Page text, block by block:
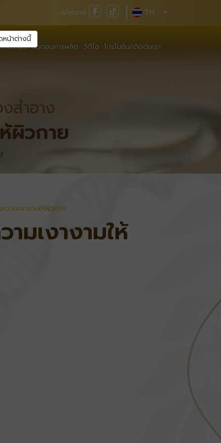
สมัครงาน TH
เทสเตอร์ ขั้นตอนการผลิต วิดีโอ โปรโมชั่น/ติดต่อเรา
สำอาง
ผิวกาย
ามเงางามให้ผิวกาย
มเงางามให้
หน้าต่างนี้